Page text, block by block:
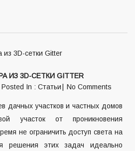
ИЗ 3D-СЕТКИ GITTER
Posted In : Статьи No Comments
дачных участков и частных домов
участок от проникновения
не ограничить доступ света на
решения этих задач идеально